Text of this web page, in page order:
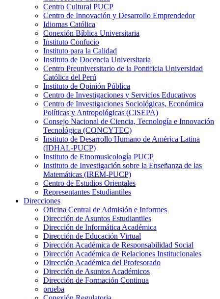
Centro Cultural PUCP
Centro de Innovación y Desarrollo Emprendedor
Idiomas Católica
Conexión Bíblica Universitaria
Instituto Confucio
Instituto para la Calidad
Instituto de Docencia Universitaria
Centro Preuniversitario de la Pontificia Universidad
Católica del Perú
Instituto de Opinión Pública
Centro de Investigaciones y Servicios Educativos
Centro de Investigaciones Sociológicas, Económica
Políticas y Antropológicas (CISEPA)
Consejo Nacional de Ciencia, Tecnología e Innovación
Tecnológica (CONCYTEC)
Instituto de Desarrollo Humano de América Latina
(IDHAL-PUCP)
Instituto de Etnomusicología PUCP
Instituto de Investigación sobre la Enseñanza de las
Matemáticas (IREM-PUCP)
Centro de Estudios Orientales
Representantes Estudiantiles
Direcciones
Oficina Central de Admisión e Informes
Dirección de Asuntos Estudiantiles
Dirección de Informática Académica
Dirección de Educación Virtual
Dirección Académica de Responsabilidad Social
Dirección Académica de Relaciones Institucionales
Dirección Académica del Profesorado
Dirección de Asuntos Académicos
Dirección de Formación Continua
prueba